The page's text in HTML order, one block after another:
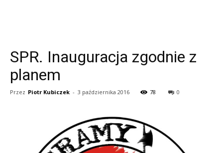
SPR. Inauguracja zgodnie z
planem
Przez Piotr Kubiczek - 3 października 2016 78 0